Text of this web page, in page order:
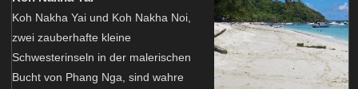
Koh Nakha Yai und Koh Nakha Noi,
zwei zauberhafte kleine
Schwesterinseln in der malerischen
Bucht von Phang Nga, sind wahre